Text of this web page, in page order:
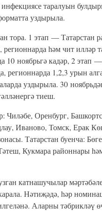
таралуын
уздырыла.
тора. 1 этап — Татарстан
регионнарда һәм чит илләр
10 ноябрьгә кадәр, 2 этап
регионнарда 1,2,3 урын
уздырыла. 30
тиеш.
Чиләбе, Оренбург,
Иваново, Томск, Ерак
Татарстан буенча:
Кукмара районнары
катнашучылар
Нәтиҗәдә, һәр
Аларны тәбрикләү